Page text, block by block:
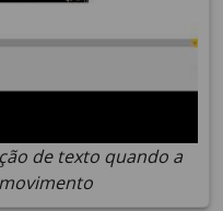
de texto quando a